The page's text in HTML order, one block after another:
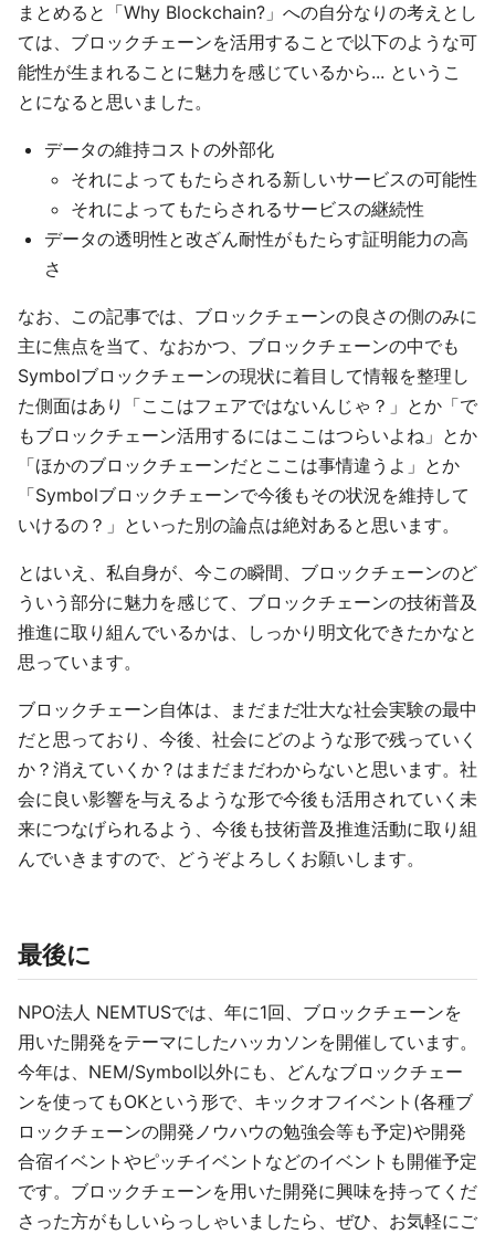
まとめると「Why Blockchain?」への自分なりの考えとし
ては、ブロックチェーンを活用することで以下のような可
能性が生まれることに魅力を感じているから... というこ
とになると思いました。
データの維持コストの外部化
それによってもたらされる新しいサービスの可能性
それによってもたらされるサービスの継続性
データの透明性と改ざん耐性がもたらす証明能力の高
さ
なお、この記事では、ブロックチェーンの良さの側のみに
主に焦点を当て、なおかつ、ブロックチェーンの中でも
Symbolブロックチェーンの現状に着目して情報を整理し
た側面はあり「ここはフェアではないんじゃ？」とか「で
もブロックチェーン活用するにはここはつらいよね」とか
「ほかのブロックチェーンだとここは事情違うよ」とか
「Symbolブロックチェーンで今後もその状況を維持して
いけるの？」といった別の論点は絶対あると思います。
とはいえ、私自身が、今この瞬間、ブロックチェーンのど
ういう部分に魅力を感じて、ブロックチェーンの技術普及
推進に取り組んでいるかは、しっかり明文化できたかなと
思っています。
ブロックチェーン自体は、まだまだ壮大な社会実験の最中
だと思っており、今後、社会にどのような形で残っていく
か？消えていくか？はまだまだわからないと思います。社
会に良い影響を与えるような形で今後も活用されていく未
来につなげられるよう、今後も技術普及推進活動に取り組
んでいきますので、どうぞよろしくお願いします。
最後に
NPO法人 NEMTUSでは、年に1回、ブロックチェーンを
用いた開発をテーマにしたハッカソンを開催しています。
今年は、NEM/Symbol以外にも、どんなブロックチェー
ンを使ってもOKという形で、キックオフイベント(各種ブ
ロックチェーンの開発ノウハウの勉強会等も予定)や開発
合宿イベントやピッチイベントなどのイベントも開催予定
です。ブロックチェーンを用いた開発に興味を持ってくだ
さった方がもしいらっしゃいましたら、ぜひ、お気軽にご